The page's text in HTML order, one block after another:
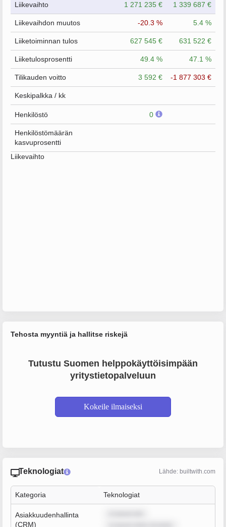
Liikevaihto 1 271 235 € 1 339 687 €
Liikevaihdon muutos -20.3 % 5.4 %
Liiketoiminnan tulos 627 545 € 631 522 €
Liiketulosprosentti 49.4 % 47.1 %
Tilikauden voitto 3 592 € -1 877 303 €
Keskipalkka / kk
Henkilöstö 0
Henkilöstömäärän
kasvuprosentti
Liikevaihto
Tehosta myyntiä ja hallitse riskejä
Tutustu Suomen helppokäyttöisimpään
yritystietopalveluun
Kokeile ilmaiseksi
Teknologiat Lähde: builtwith.com
Kategoria Teknologiat
Asiakkuudenhallinta
(CRM)